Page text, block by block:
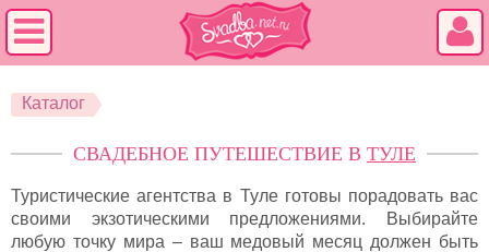
Каталог
СВАДЕБНОЕ ПУТЕШЕСТВИЕ В ТУЛЕ
Туристические агентства в Туле готовы порадовать вас
своими экзотическими предложениями. Выбирайте
любую точку мира – ваш медовый месяц должен быть